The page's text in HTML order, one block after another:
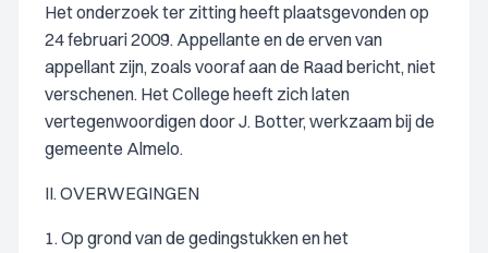
Het onderzoek ter zitting heeft plaatsgevonden op
24 februari 2009. Appellante en de erven van
appellant zijn, zoals vooraf aan de Raad bericht, niet
verschenen. Het College heeft zich laten
vertegenwoordigen door J. Botter, werkzaam bij de
gemeente Almelo.
II. OVERWEGINGEN
1. Op grond van de gedingstukken en het